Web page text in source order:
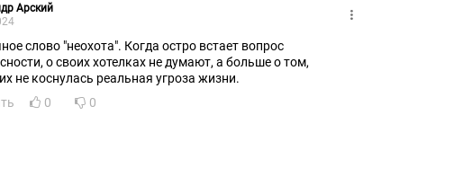
Арский
слово "неохота". Когда остро встает вопрос
не думают, а больше о том,
не коснулась реальная угроза жизни.
0 0